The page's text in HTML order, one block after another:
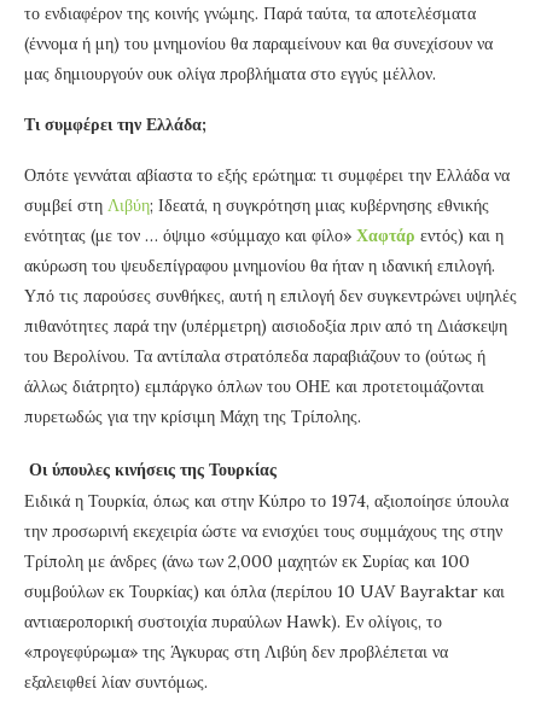
το ενδιαφέρον της κοινής γνώμης. Παρά ταύτα, τα αποτελέσματα
(έννομα ή μη) του μνημονίου θα παραμείνουν και θα συνεχίσουν να
μας δημιουργούν ουκ ολίγα προβλήματα στο εγγύς μέλλον.
Τι συμφέρει την Ελλάδα;
Οπότε γεννάται αβίαστα το εξής ερώτημα: τι συμφέρει την Ελλάδα να
συμβεί στη Λιβύη; Ιδεατά, η συγκρότηση μιας κυβέρνησης εθνικής
ενότητας (με τον … όψιμο «σύμμαχο και φίλο» Χαφτάρ εντός) και η
ακύρωση του ψευδεπίγραφου μνημονίου θα ήταν η ιδανική επιλογή.
Υπό τις παρούσες συνθήκες, αυτή η επιλογή δεν συγκεντρώνει υψηλές
πιθανότητες παρά την (υπέρμετρη) αισιοδοξία πριν από τη Διάσκεψη
του Βερολίνου. Τα αντίπαλα στρατόπεδα παραβιάζουν το (ούτως ή
άλλως διάτρητο) εμπάργκο όπλων του ΟΗΕ και προτετοιμάζονται
πυρετωδώς για την κρίσιμη Μάχη της Τρίπολης.
Οι ύπουλες κινήσεις της Τουρκίας
Ειδικά η Τουρκία, όπως και στην Κύπρο το 1974, αξιοποίησε ύπουλα
την προσωρινή εκεχειρία ώστε να ενισχύει τους συμμάχους της στην
Τρίπολη με άνδρες (άνω των 2,000 μαχητών εκ Συρίας και 100
συμβούλων εκ Τουρκίας) και όπλα (περίπου 10 UAV Bayraktar και
αντιαεροπορική συστοιχία πυραύλων Hawk). Εν ολίγοις, το
«προγεφύρωμα» της Άγκυρας στη Λιβύη δεν προβλέπεται να
εξαλειφθεί λίαν συντόμως.